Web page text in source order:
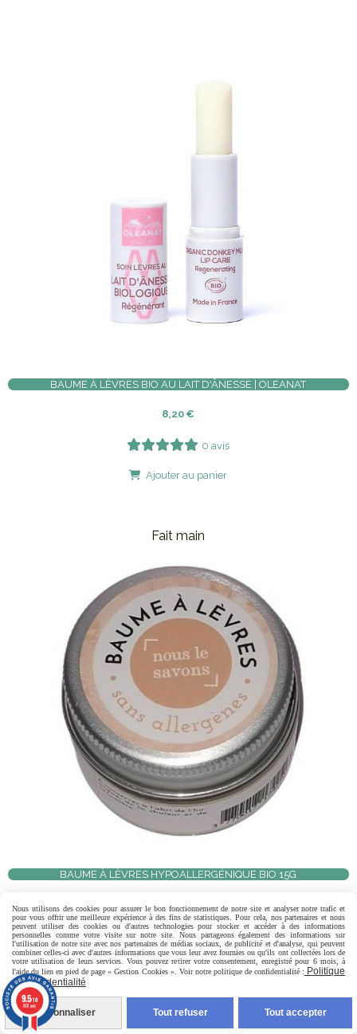
BAUME À LÈVRES BIO AU LAIT D'ÂNESSE | OLEANAT
8,20 €
0 avis
Ajouter au panier
Fait main
BAUME À LÈVRES HYPOALLERGÉNIQUE BIO 15G
9,00 €
0 avis
Ajouter au panier
Fait main
Nous utilisons des cookies pour assurer le bon fonctionnement de notre site et analyser notre trafic et
pour vous offrir une meilleure expérience à des fins de statistiques. Pour cela, nos partenaires et nous
peuvent utiliser des cookies ou d'autres technologies pour stocker et accéder à des informations
personnelles comme votre visite sur notre site. Nous partageons également des informations sur
l'utilisation de notre site avec nos partenaires de médias sociaux, de publicité et d'analyse, qui peuvent
combiner celles-ci avec d'autres informations que vous leur avez fournies ou qu'ils ont collectées lors de
votre utilisation de leurs services. Vous pouvez retirer votre consentement, enregistré pour 6 mois, à
l'aide du lien en pied de page « Gestion Cookies ». Voir notre politique de confidentialité : Politique
de confidentialité
Personnaliser Tout refuser Tout accepter
9.5/10
807 avis